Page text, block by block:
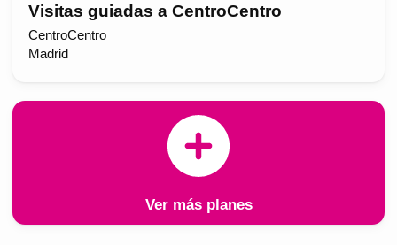
Visitas guiadas a CentroCentro
CentroCentro
Madrid
Ver más planes